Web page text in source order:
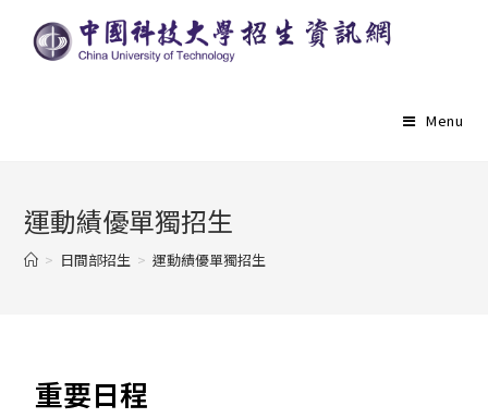
Menu
運動績優單獨招生
> 日間部招生 > 運動績優單獨招生
重要日程